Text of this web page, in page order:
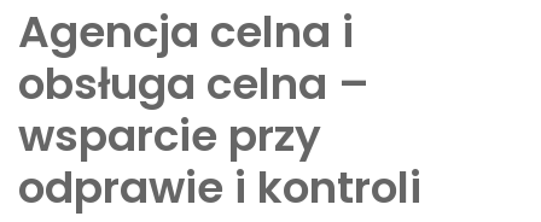
Agencja celna i
obsługa celna –
wsparcie przy
odprawie i kontroli